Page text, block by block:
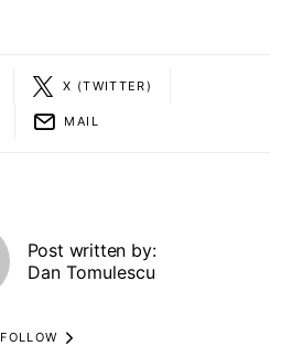
X (TWITTER)
MAIL
Post written by:
Dan Tomulescu
FOLLOW